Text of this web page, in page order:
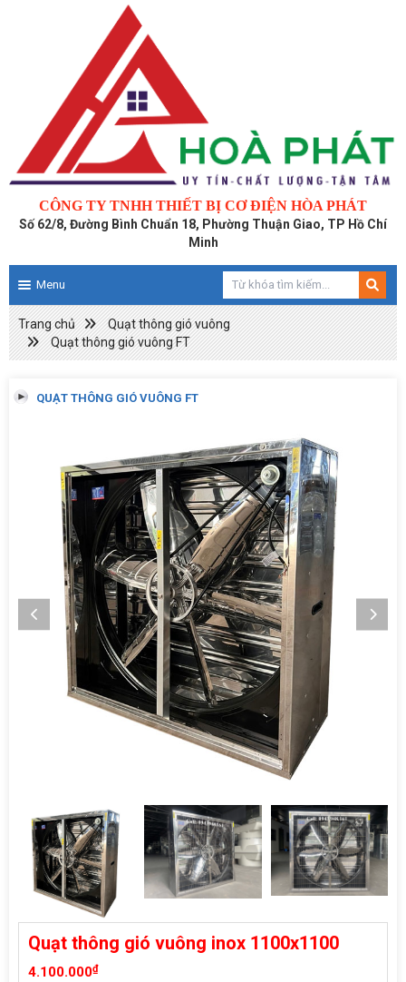
CÔNG TY TNHH THIẾT BỊ CƠ ĐIỆN HÒA PHÁT
Số 62/8, Đường Bình Chuẩn 18, Phường Thuận Giao, TP Hồ Chí
Minh
Menu
Trang chủ
Quạt thông gió vuông
Quạt thông gió vuông FT
QUẠT THÔNG GIÓ VUÔNG FT
Quạt thông gió vuông inox 1100x1100
4.100.000₫